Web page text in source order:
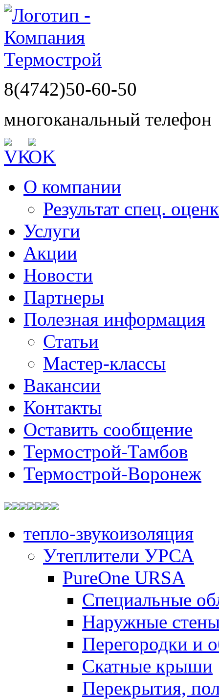
8(4742)50-60-50
многоканальный телефон
О компании
Результат спец.
Услуги
Акции
Новости
Партнеры
Полезная информация
Статьи
Мастер-классы
Вакансии
Контакты
Оставить сообщение
Термострой-Тамбов
Термострой-Воронеж
тепло-звукоизоляция
Утеплители УРСА
PureOne URSA
Специальные
Наружные
Перегородки и
Скатные крыши
Перекрытия,